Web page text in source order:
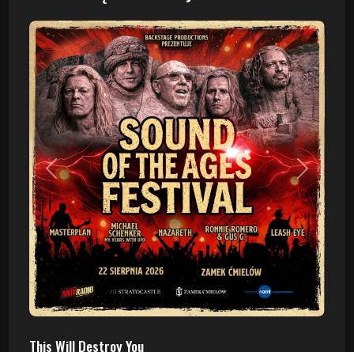
Poprzedni Następny
This Will Destroy You